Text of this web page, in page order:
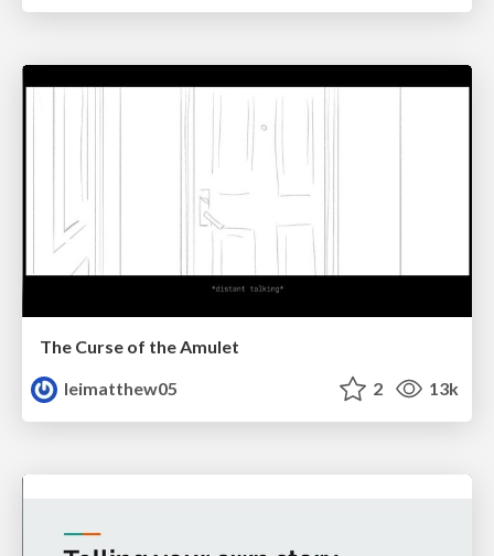
The Curse of the Amulet
leimatthew05
2 13k